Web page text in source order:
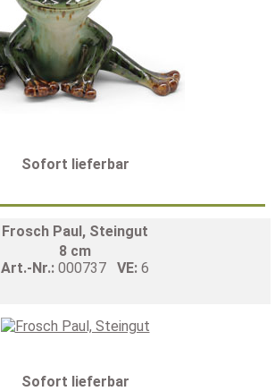
Sofort lieferbar
Frosch Paul, Steingut
8 cm
Art.-Nr.: 000737 VE: 6
Sofort lieferbar